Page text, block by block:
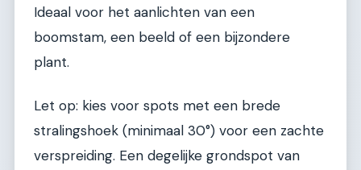
Ideaal voor het aanlichten van een
boomstam, een beeld of een bijzondere
plant.
Let op: kies voor spots met een brede
stralingshoek (minimaal 30°) voor een zachte
verspreiding. Een degelijke grondspot van